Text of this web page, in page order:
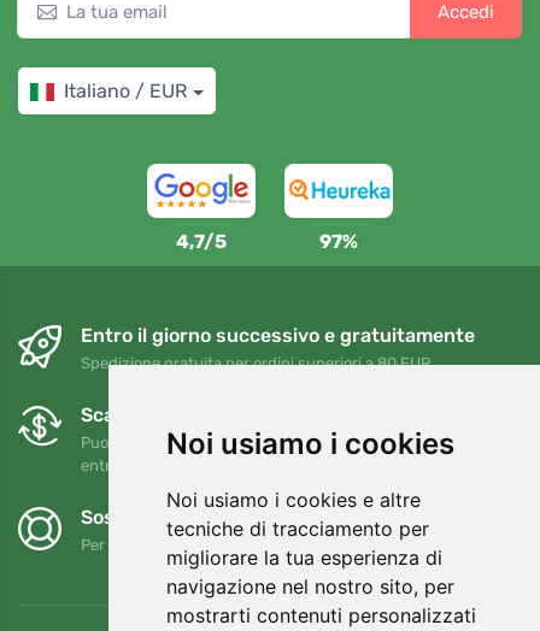
Noi usiamo i cookies
Noi usiamo i cookies e altre
tecniche di tracciamento per
migliorare la tua esperienza di
navigazione nel nostro sito, per
mostrarti contenuti personalizzati
Accedi
Italiano / EUR
4,7/5 97%
Entro il giorno successivo e gratuitamente
Spedizione gratuita per ordini superiori a 80 EUR
Scambi e resi gratuiti
Puoi restituire o cambiare il tuo ordine in qualsiasi momento
entro 90 giorni
Sosteniamo Trees.org
Per ogni ordine piantiamo un albero! Leggi di più